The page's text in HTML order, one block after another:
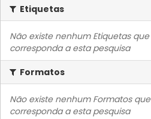
Etiquetas
Não existe nenhum Etiquetas que
corresponda a esta pesquisa
Formatos
Não existe nenhum Formatos que
corresponda a esta pesquisa